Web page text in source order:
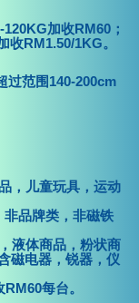
加收RM60；
收RM1.50/1KG。
过范围140-200cm
，儿童玩具，运动
非品牌类，非磁铁
液体商品，粉状商
磁电器，锐器，仪
每台。